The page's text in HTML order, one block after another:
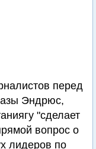
перед
Эндрюс,
"сделает
вопрос о
лидеров по